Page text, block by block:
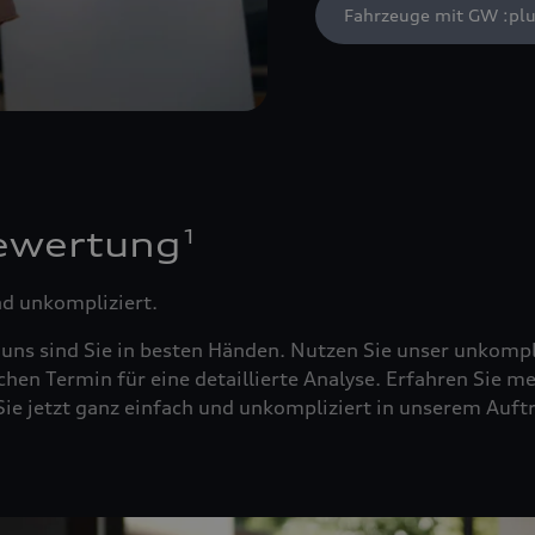
Fahrzeuge mit GW
1
unkompliziert.
sind Sie in besten Händen. Nutzen Sie unser
Termin für eine detaillierte Analyse. Erfahren Sie
jetzt ganz einfach und unkompliziert in unserem